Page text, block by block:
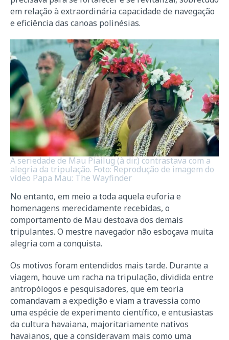
em relação à extraordinária capacidade de navegação
e eficiência das canoas polinésias.
A seriedade de Mau Piailug (à dir.) contrastava com a
alegria da tripulação. Foto: Reprodução de imagem do
vídeo Papa Mau: The Wayfinder
No entanto, em meio a toda aquela euforia e
homenagens merecidamente recebidas, o
comportamento de Mau destoava dos demais
tripulantes. O mestre navegador não esboçava muita
alegria com a conquista.
Os motivos foram entendidos mais tarde. Durante a
viagem, houve um racha na tripulação, dividida entre
antropólogos e pesquisadores, que em teoria
comandavam a expedição e viam a travessia como
uma espécie de experimento científico, e entusiastas
da cultura havaiana, majoritariamente nativos
havaianos, que a consideravam mais como uma